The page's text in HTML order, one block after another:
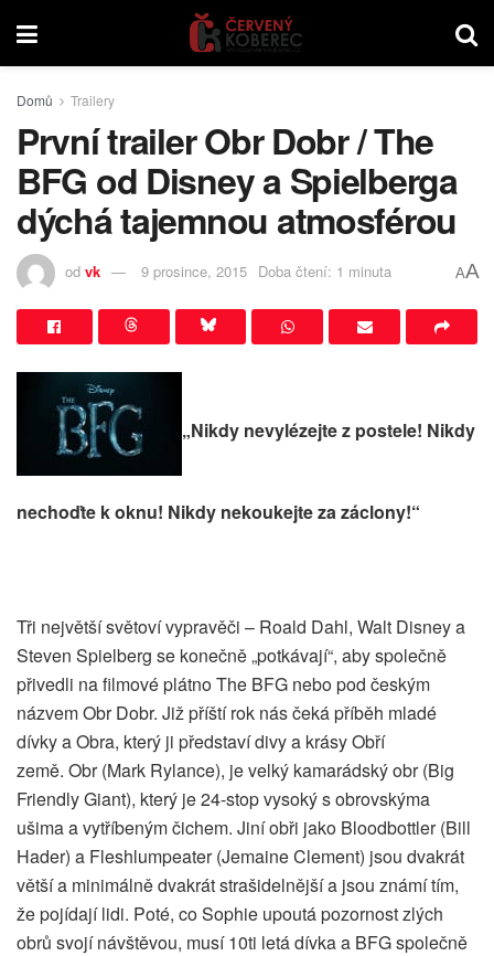
Domů Trailery
První trailer Obr Dobr / The
BFG od Disney a Spielberga
dýchá tajemnou atmosférou
od vk 9 prosince, 2015 Doba čtení: 1 minuta AA
„Nikdy nevylézejte z postele! Nikdy
nechoďte k oknu! Nikdy nekoukejte za záclony!“
Tři největší světoví vypravěči – Roald Dahl, Walt Disney a
Steven Spielberg se konečně „potkávají“, aby společně
přivedli na filmové plátno The BFG nebo pod českým
názvem Obr Dobr. Již příští rok nás čeká příběh mladé
dívky a Obra, který ji představí divy a krásy Obří
země. Obr (Mark Rylance), je velký kamarádský obr (Big
Friendly Giant), který je 24-stop vysoký s obrovskýma
ušima a vytříbeným čichem. Jiní obři jako Bloodbottler (Bill
Hader) a Fleshlumpeater (Jemaine Clement) jsou dvakrát
větší a minimálně dvakrát strašidelnější a jsou známí tím,
že pojídají lidi. Poté, co Sophie upoutá pozornost zlých
obrů svojí návštěvou, musí 10ti letá dívka a BFG společně